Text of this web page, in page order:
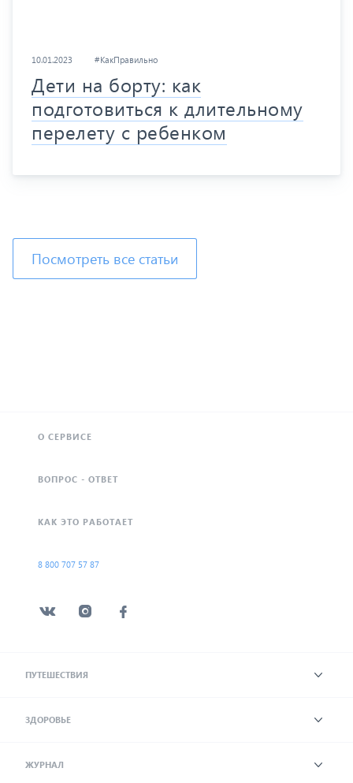
10.01.2023 #КакПравильно
Дети на борту: как
подготовиться к длительному
перелету с ребенком
Посмотреть все статьи
О СЕРВИСЕ
ВОПРОС - ОТВЕТ
КАК ЭТО РАБОТАЕТ
8 800 707 57 87
ПУТЕШЕСТВИЯ
ЗДОРОВЬЕ
ЖУРНАЛ